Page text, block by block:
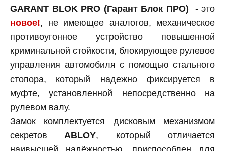
GARANT BLOK PRO (Гарант Блок ПРО) - это
новое!, не имеющее аналогов, механическое
противоугонное устройство повышенной
криминальной стойкости, блокирующее рулевое
управления автомобиля с помощью стального
стопора, который надежно фиксируется в
муфте, установленной непосредственно на
рулевом валу.
Замок комплектуется дисковым механизмом
секретов ABLOY, который отличается